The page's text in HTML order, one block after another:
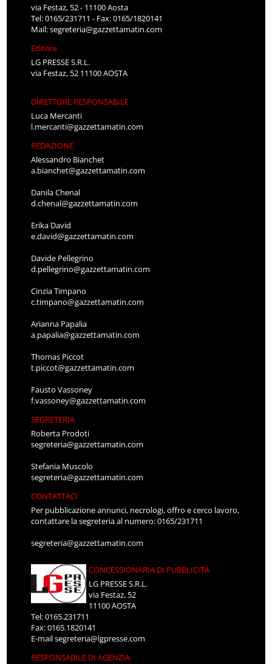
via Festaz, 52 - 11100 Aosta
Tel: 0165/231711 - Fax: 0165/1820141
Mail:segreteria@gazzettamatin.com
Editore
LG PRESSE S.R.L.
via Festaz, 52 11100 AOSTA
DIRETTORE RESPONSABILE
Luca Mercanti
l.mercanti@gazzettamatin.com
REDAZIONE
Alessandro Bianchet
a.bianchet@gazzettamatin.com
Danila Chenal
d.chenal@gazzettamatin.com
Erika David
e.david@gazzettamatin.com
Davide Pellegrino
d.pellegrino@gazzettamatin.com
Cinzia Timpano
c.timpano@gazzettamatin.com
Arianna Papalia
a.papalia@gazzettamatin.com
Thomas Piccot
t.piccot@gazzettamatin.com
Fausto Vassoney
f.vassoney@gazzettamatin.com
SEGRETERIA
Roberta Prodoti
segreteria@gazzettamatin.com
Stefania Muscolo
segreteria@gazzettamatin.com
CONTATTACI
Per pubblicazione annunci, necrologi, offro e cerco lavoro,
contattare la segreteria al numero: 0165/231711
segreteria@gazzettamatin.com
CONCESSIONARIA DI PUBBLICITÀ
LG PRESSE S.R.L.
via Festaz, 52
11100 AOSTA
Tel: 0165.231711
Fax: 0165.1820141
E-mailsegreteria@lgpresse.com
RESPONSABILE DI AGENZIA